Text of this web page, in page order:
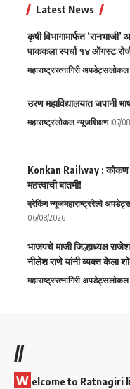
Latest News
कृषी विभागामार्फत ‘रानभाजी’
पाककला स्पर्धा १४ ऑगस्ट
महाराष्ट्ररत्नागिरी अपडेट्सलोकल
उरण महाविद्यालयात जपानी
महाराष्ट्रलोकल न्यूजशिक्षण 07/
Konkan Railway : कोकण
महत्त्वाची बातमी!
ब्रेकिंग न्यूजमहाराष्ट्ररेल्वे
06/08/2026
भाजपचे माजी जिल्हाध्यक्ष
नीलेश राणे यांनी व्यक्त केला
महाराष्ट्ररत्नागिरी अपडेट्सलोकल
//
W elcome to Ratnagiri